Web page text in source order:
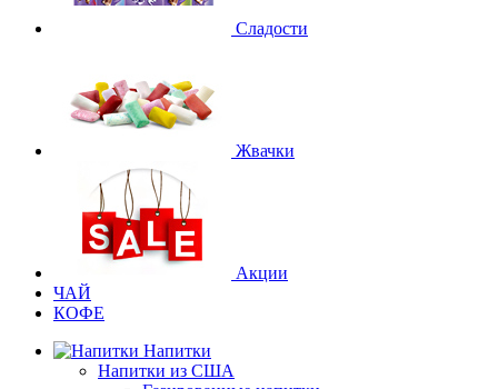
Сладости
Жвачки
Акции
ЧАЙ
КОФЕ
Напитки
Напитки из США